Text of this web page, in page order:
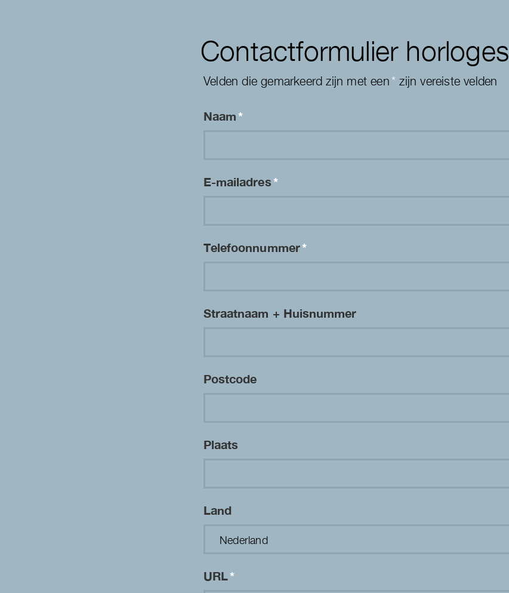
Contactformulier horloges
Velden die gemarkeerd zijn met een* zijn vereiste velden
Naam*
E-mailadres*
Telefoonnummer*
Straatnaam + Huisnummer
Postcode
Plaats
Land
URL*